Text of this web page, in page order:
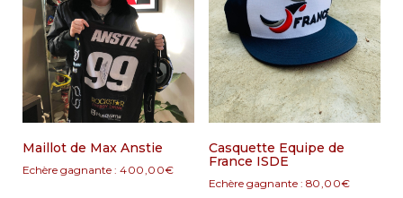
Maillot de Max Anstie
Echère gagnante : 400,00€
Casquette Equipe de
France ISDE
Echère gagnante : 80,00€